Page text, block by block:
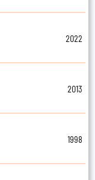
2022
2013
1998